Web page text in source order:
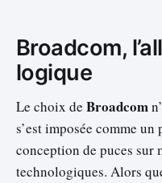
Broadcom,
logique
Le choix de Broadcom
s’est imposée comme
conception de puces sur
technologiques. Alors